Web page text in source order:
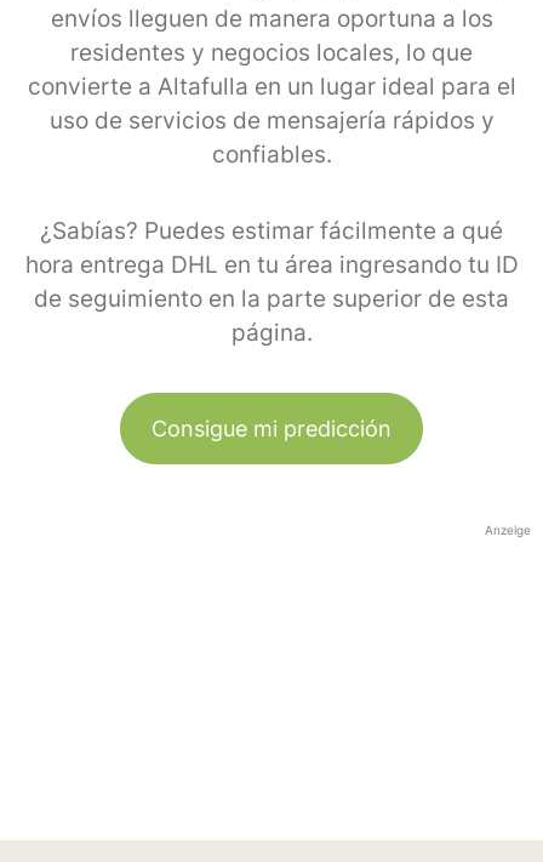
envíos lleguen de manera oportuna a los
residentes y negocios locales, lo que
convierte a Altafulla en un lugar ideal para el
uso de servicios de mensajería rápidos y
confiables.
¿Sabías? Puedes estimar fácilmente a qué
hora entrega DHL en tu área ingresando tu ID
de seguimiento en la parte superior de esta
página.
Consigue mi predicción
Anzeige